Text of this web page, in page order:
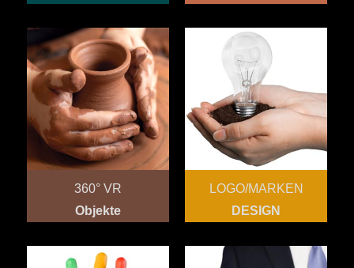
360° VR
Objekte
LOGO/MARKEN
DESIGN